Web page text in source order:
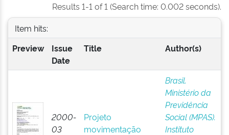
Results 1-1 of 1 (Search time: 0.002 seconds).
Item hits:
Preview
Issue
Date
Title Author(s)
2000-
03
Projeto
movimentação
Brasil.
Ministério da
Previdência
Social (MPAS).
Instituto